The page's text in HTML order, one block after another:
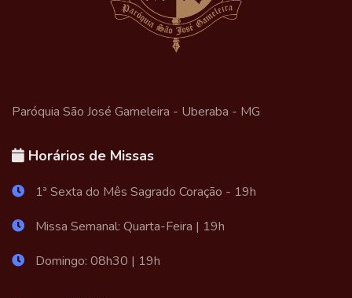
Paróquia São José Gameleira - Uberaba - MG
Horários de Missas
1ª Sexta do Mês Sagrado Coração - 19h
Missa Semanal: Quarta-Feira | 19h
Domingo: 08h30 | 19h